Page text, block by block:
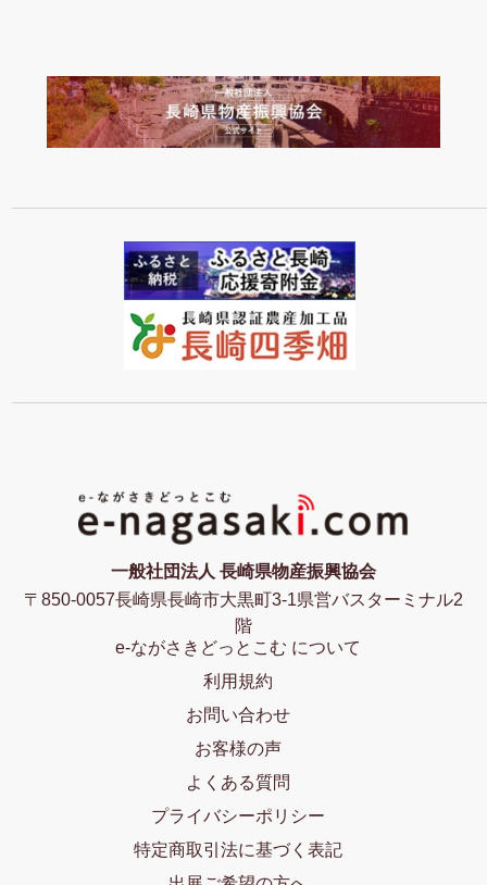
一般社団法人 長崎県物産振興協会
〒850-0057長崎県長崎市大黒町3-1県営バスターミナル2
階
e-ながさきどっとこむ について
利用規約
お問い合わせ
お客様の声
よくある質問
プライバシーポリシー
特定商取引法に基づく表記